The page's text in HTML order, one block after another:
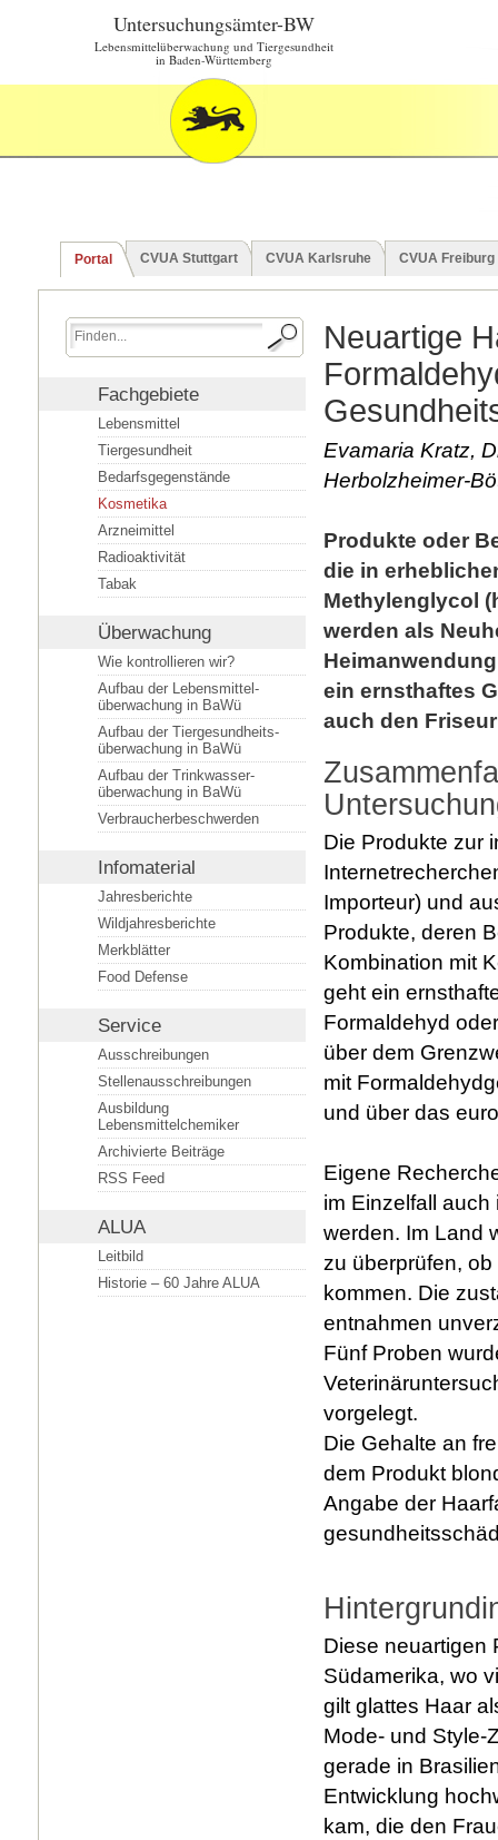
Untersuchungsämter-BW
Lebensmittelüberwachung und Tiergesundheit
in Baden-Württemberg
Portal CVUA Stuttgart CVUA Karlsruhe CVUA Freiburg
Fachgebiete
Lebensmittel
Tiergesundheit
Bedarfsgegenstände
Kosmetika
Arzneimittel
Radioaktivität
Tabak
Überwachung
Wie kontrollieren wir?
Aufbau der Lebensmittel­
überwachung in BaWü
Aufbau der Tiergesundheits­
überwachung in BaWü
Aufbau der Trinkwasser­
überwachung in BaWü
Verbraucherbeschwerden
Infomaterial
Jahresberichte
Wildjahresberichte
Merkblätter
Food Defense
Service
Ausschreibungen
Stellenausschreibungen
Ausbildung
Lebensmittelchemiker
Archivierte Beiträge
RSS Feed
ALUA
Leitbild
Historie – 60 Jahre ALUA
Neuartige
Evamaria Kratz,
Herbolzheimer-
Produkte oder
die in
Methylenglycol
werden als
ein ernsthaftes
auch den
Die Produkte zur
Importeur) und
Produkte, deren
Kombination mit
geht ein
Formaldehyd
über dem
mit
und über das
Eigene
im Einzelfall
werden. Im Land
zu überprüfen,
kommen. Die
entnahmen
Fünf Proben
vorgelegt.
Die Gehalte an
dem Produkt
Angabe der
Diese neuartigen
Südamerika, wo
gilt glattes Haar
Mode- und Style-
gerade in
Entwicklung
kam, die den